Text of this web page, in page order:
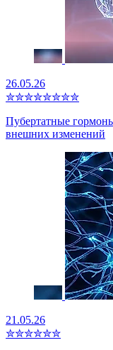
26.05.26
✮✮✮✮✮✮✮✮
Пубертатные
внешних изменений
21.05.26
✮✮✮✮✮✮